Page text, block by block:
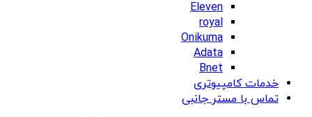
Eleven
royal
Onikuma
Adata
Bnet
خدمات کامپیوتری
تماس با مستر جانبی